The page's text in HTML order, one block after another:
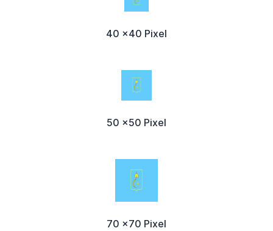
40 x40 Pixel
50 x50 Pixel
70 x70 Pixel